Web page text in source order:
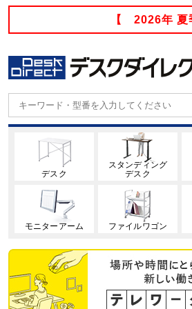
【 2026年 夏
デスク
スタンディング
デスク
モニターアーム ファイルワゴン